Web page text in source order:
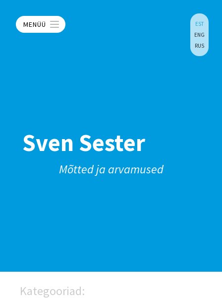
MENÜÜ
EST
ENG
RUS
Sven Sester
Mõtted ja arvamused
Kategooriad: